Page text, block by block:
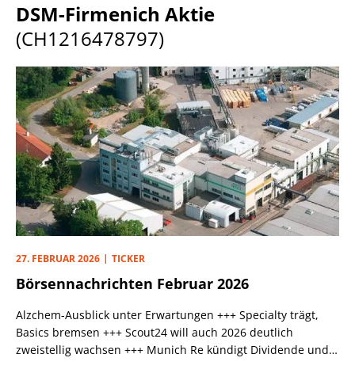
DSM-Firmenich Aktie
(CH1216478797)
27. FEBRUAR 2026 TICKER
Börsennachrichten Februar 2026
Alzchem-Ausblick unter Erwartungen +++ Specialty trägt,
Basics bremsen +++ Scout24 will auch 2026 deutlich
zweistellig wachsen +++ Munich Re kündigt Dividende und